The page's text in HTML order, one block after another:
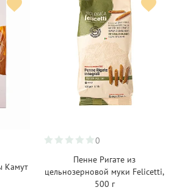
Камут
0
Пенне Ригате из
цельнозерновой муки Felicetti,
500 г